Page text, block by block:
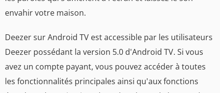
envahir votre maison.
Deezer sur Android TV est accessible par les utilisateurs
Deezer possédant la version 5.0 d'Android TV. Si vous
avez un compte payant, vous pouvez accéder à toutes
les fonctionnalités principales ainsi qu'aux fonctions